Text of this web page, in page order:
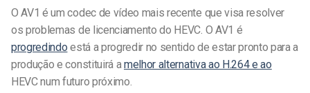
O AV1 é um codec de vídeo mais recente que visa resolver
os problemas de licenciamento do HEVC. O AV1 é
progredindo está a progredir no sentido de estar pronto para a
produção e constituirá amelhor alternativa ao H.264 e ao
HEVC num futuro próximo.